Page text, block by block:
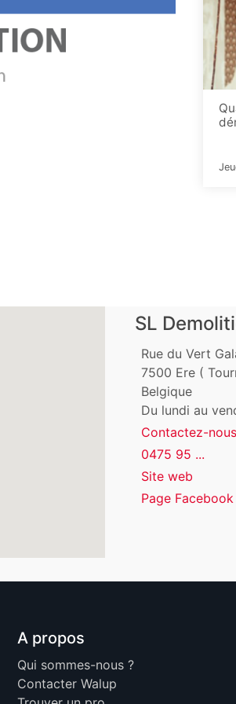
SL
Rue du Vert
7500 Ere (
Belgique
Du lundi au
Contactez-nous
0475 95 ...
Site web
Page Facebook
A propos
Qui sommes-nous ?
Contacter Walup